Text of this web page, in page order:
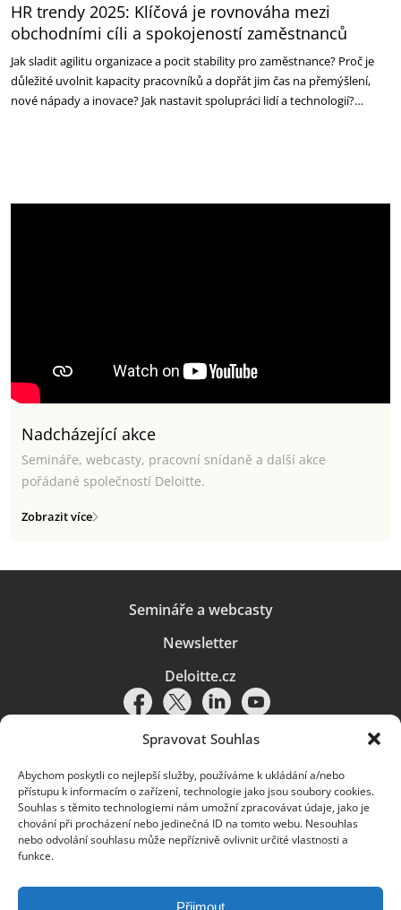
Spravovat Souhlas
Abychom poskytli co nejlepší služby, používáme k ukládání a/nebo
přístupu k informacím o zařízení, technologie jako jsou soubory cookies.
Souhlas s těmito technologiemi nám umožní zpracovávat údaje, jako je
chování při procházení nebo jedinečná ID na tomto webu. Nesouhlas
nebo odvolání souhlasu může nepříznivě ovlivnit určité vlastnosti a
funkce.
Přijmout
HR trendy 2025: Klíčová je rovnováha mezi
‎obchodními cíli a spokojeností zaměstnanců
Jak sladit agilitu organizace a pocit stability pro zaměstnance? Proč je
důležité uvolnit kapacity ‎pracovníků a dopřát jim čas na přemýšlení,
nové nápady a inovace? Jak nastavit spolupráci lidí a ‎technologií?…
Nadcházející akce
Semináře, webcasty, pracovní snídaně a další akce
pořádané společností Deloitte.
Zobrazit více
Semináře a webcasty
Newsletter
Deloitte.cz
Pravidla používání|Ochrana osobních údajů|Soubory cookies |
Deloitte.cz
© 2026. Více informací najdete vPravidlech používání.
Deloitte označuje jednu či více společností globální sítě členských
a přidružené subjekty (souhrnně „organizace Deloitte“). Společnost DTTL
(rovněž označovaná jako „Deloitte Global“) a každá z jejích členských